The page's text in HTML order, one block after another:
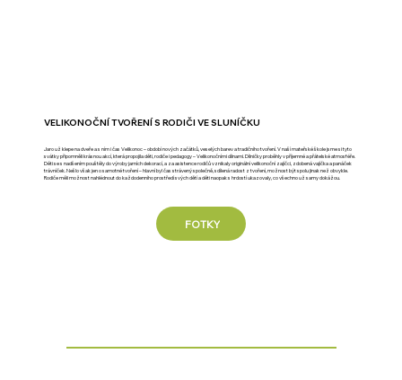
VELIKONOČNÍ TVOŘENÍ S RODIČI VE SLUNÍČKU
Jaro už klepe na dveře a s ním i čas Velikonoc – období nových začátků, veselých barev a tradičního tvoření. V naší mateřské škole jsme si tyto
svátky připomněli krásnou akcí, která propojila děti, rodiče i pedagogy – Velikonočními dílnami. Dílničky proběhly v příjemné a přátelské atmosféře.
Děti se s nadšením pouštěly do výroby jarních dekorací, a za asistence rodičů vznikaly originální velikonoční zajíčci, zdobená vajíčka a panáček
trávníček. Nešlo však jen o samotné tvoření – hlavní byl čas strávený společně, sdílená radost z tvoření, možnost být spolu jinak než obvykle.
Rodiče měli možnost nahlédnout do každodenního prostředí svých dětí a děti naopak s hrdostí ukazovaly, co všechno už samy dokážou.
FOTKY